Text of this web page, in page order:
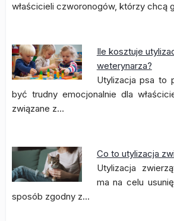
właścicieli czworonogów, którzy chcą
Ile kosztuje
weterynarza?
Utylizacja psa to
być trudny emocjonalnie dla
związane z…
Co to utylizacja
Utylizacja
ma na celu
sposób zgodny z…